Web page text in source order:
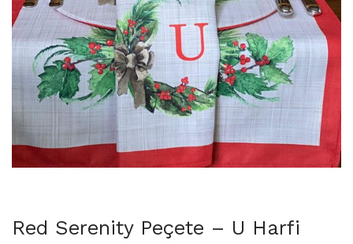
Limoncello Azzurri (2)
Limoncello Rosso (3)
Martinmas Collection (3)
MASA ÖRTÜSÜ (4)
Mimas Collection (4)
Morris Collection (1)
Noi Collection (12)
Passion Flower (2)
Supla (8)
Red Serenity Peçete – U Harfi